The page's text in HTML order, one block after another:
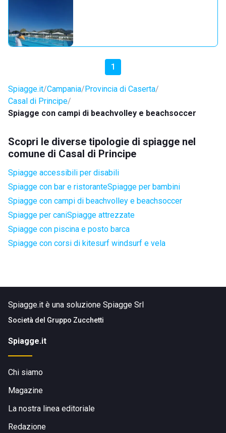
1
Spiagge.it Campania Provincia di Caserta
Casal di Principe
Spiagge con campi di beachvolley e beachsoccer
Scopri le diverse tipologie di spiagge nel
comune di Casal di Principe
Spiagge accessibili per disabili
Spiagge con bar e ristoranteSpiagge per bambini
Spiagge con campi di beachvolley e beachsoccer
Spiagge per caniSpiagge attrezzate
Spiagge con piscina e posto barca
Spiagge con corsi di kitesurf windsurf e vela
Spiagge.it è una soluzione Spiagge Srl
Società del Gruppo Zucchetti
Spiagge.it
Chi siamo
Magazine
La nostra linea editoriale
Redazione